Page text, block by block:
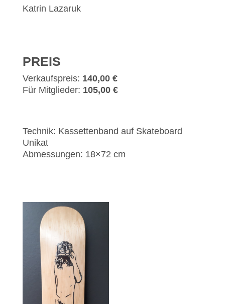
Katrin Lazaruk
PREIS
Verkaufspreis: 140,00 €
Für Mitglieder: 105,00 €
Technik: Kassettenband auf Skateboard
Unikat
Abmessungen: 18×72 cm